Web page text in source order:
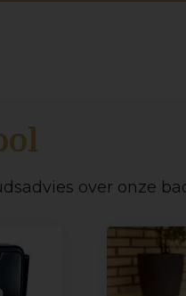
over onze